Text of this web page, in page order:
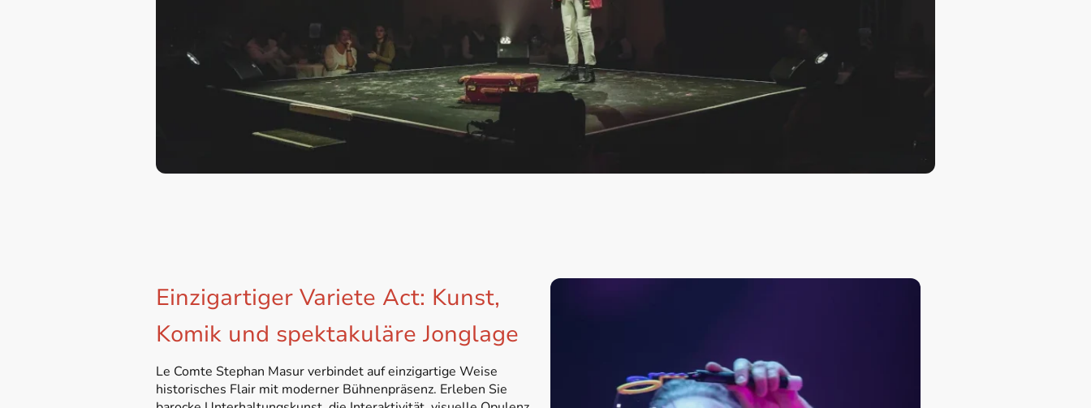
Einzigartiger Variete Act: Kunst,
Komik und spektakuläre Jonglage
Le Comte Stephan Masur verbindet auf einzigartige Weise
historisches Flair mit moderner Bühnenpräsenz. Erleben Sie